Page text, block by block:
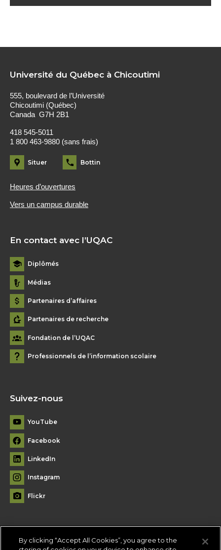
Université du Québec à Chicoutimi
555, boulevard de l’Université
Chicoutimi (Québec)
Canada G7H 2B1
418 545-5011
1 800 463-9880 (sans frais)
Situer Bottin
Heures d’ouvertures
Vers un campus durable
En contact avec l’UQAC
Diplômés
Médias
Partenaires d’affaires
Partenaires de recherche
Fondation de l’UQAC
Professionnels de l’information scolaire
Suivez-nous
YouTube
Facebook
LinkedIn
Instagram
Flickr
By clicking “Accept All Cookies”, you agree to the